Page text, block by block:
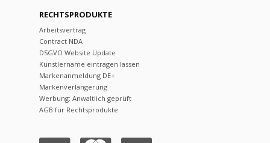
RECHTSPRODUKTE
Arbeitsvertrag
Contract NDA
DSGVO Website Update
Künstlername eintragen lassen
Markenanmeldung DE+
Markenverlängerung
Werbung: Anwaltlich geprüft
AGB für Rechtsprodukte